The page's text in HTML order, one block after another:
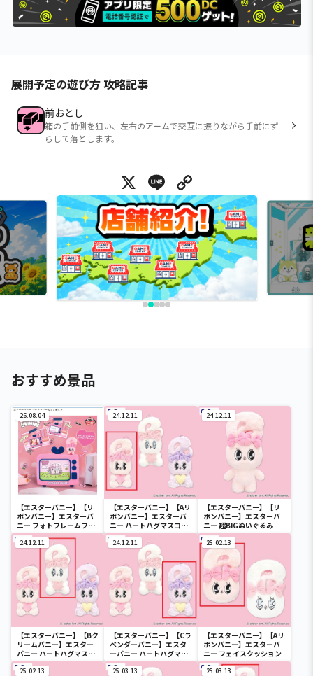
展開予定の遊び方 攻略記事
前おとし
箱の手前側を狙い、左右のアームで交互に振りながら手前にず
らして落とします。
X Line
おすすめ景品
26.08.04
【エスターバニー】【リ
ボンバニー】エスターバ
ニー フォトフレームフィ
ギュア
24.12.11
【エスターバニー】【Aリ
ボンバニー】エスターバ
ニー ハートハグマスコッ
ト
24.12.11
【エスターバニー】【リ
ボンバニー】エスターバ
ニー 超BIGぬいぐるみ
24.12.11
【エスターバニー】【Bク
リームバニー】エスター
バニー ハートハグマスコ
ット
24.12.11
【エスターバニー】【Cラ
ベンダーバニー】エスタ
ーバニー ハートハグマス
コット
25.02.13
【エスターバニー】【Aリ
ボンバニー】エスターバ
ニー フェイスクッション
25.02.13 25.03.13 25.03.13